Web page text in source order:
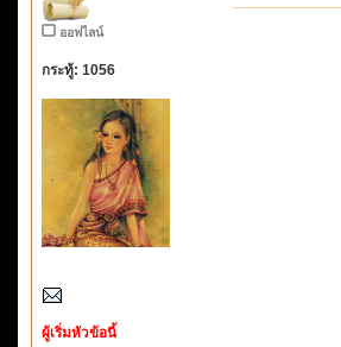
ออฟไลน์
กระทู้: 1056
ผู้เริ่มหัวข้อนี้